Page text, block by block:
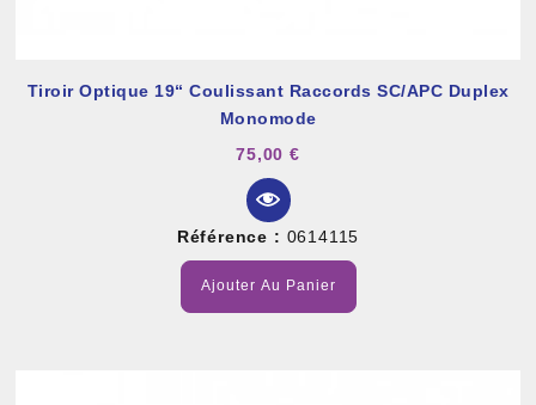
Tiroir Optique 19“ Coulissant Raccords SC/APC Duplex
Monomode
75,00 €
Référence : 0614115
Ajouter Au Panier